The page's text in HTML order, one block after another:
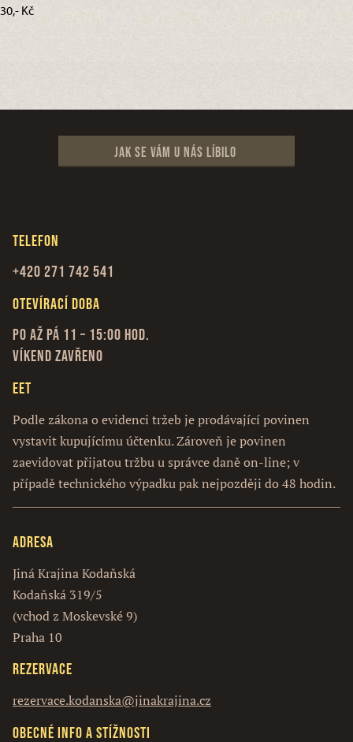
30,- Kč
Jak se vám u nás líbilo
Telefon
+420 271 742 541
Otevírací doba
Po až Pá 11 – 15:00 hod.
Víkend zavřeno
EET
Podle zákona o evidenci tržeb je prodávající povinen
vystavit kupujícímu účtenku. Zároveň je povinen
zaevidovat přijatou tržbu u správce daně on-line; v
případě technického výpadku pak nejpozději do 48 hodin.
Adresa
Jiná Krajina Kodaňská
Kodaňská 319/5
(vchod z Moskevské 9)
Praha 10
Rezervace
rezervace.kodanska@jinakrajina.cz
Obecné info a stížnosti